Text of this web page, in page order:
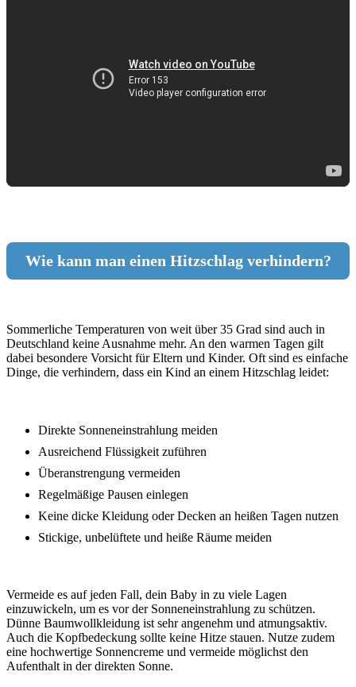
Wie kann man einen Hitzschlag verhindern?
Sommerliche Temperaturen von weit über 35 Grad sind auch in
Deutschland keine Ausnahme mehr. An den warmen Tagen gilt
dabei besondere Vorsicht für Eltern und Kinder. Oft sind es einfache
Dinge, die verhindern, dass ein Kind an einem Hitzschlag leidet:
Direkte Sonneneinstrahlung meiden
Ausreichend Flüssigkeit zuführen
Überanstrengung vermeiden
Regelmäßige Pausen einlegen
Keine dicke Kleidung oder Decken an heißen Tagen nutzen
Stickige, unbelüftete und heiße Räume meiden
Vermeide es auf jeden Fall, dein Baby in zu viele Lagen
einzuwickeln, um es vor der Sonneneinstrahlung zu schützen.
Dünne Baumwollkleidung ist sehr angenehm und atmungsaktiv.
Auch die Kopfbedeckung sollte keine Hitze stauen. Nutze zudem
eine hochwertige Sonnencreme und vermeide möglichst den
Aufenthalt in der direkten Sonne.